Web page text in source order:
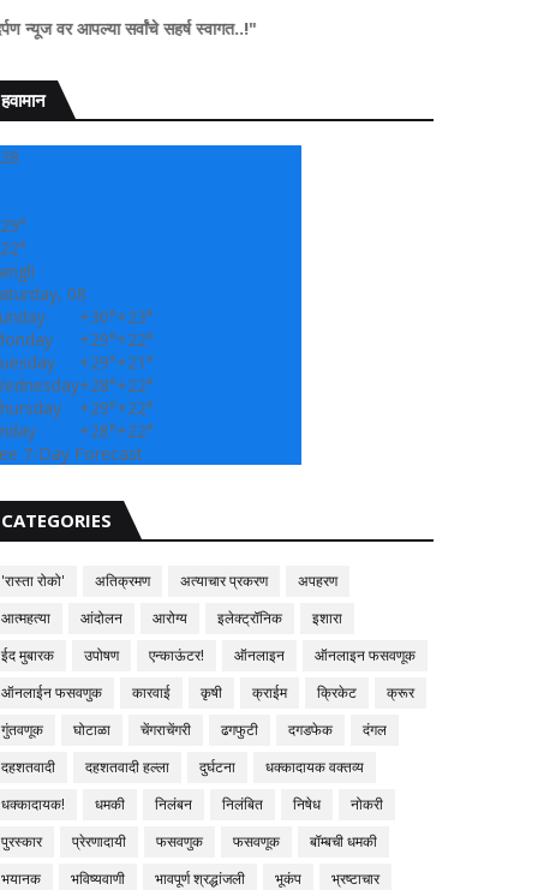
सर्वांचे सहर्ष स्वागत..!"
हवामान
28
29°
22°
08
+30°+23°
+29°+22°
+29°+21°
+28°+22°
+29°+22°
+28°+22°
7-Day Forecast
CATEGORIES
'रास्ता रोको' अतिक्रमण अत्याचार प्रकरण
अपहरण
आत्महत्या
आंदोलन आरोग्य इलेक्ट्रॉनिक
इशारा
ईद मुबारक
उपोषण एन्काऊंटर! ऑनलाइन
ऑनलाइन फसवणूक
ऑनलाईन फसवणुक
कारवाई कृषी क्राईम क्रिकेट
क्रूर
गुंतवणूक
घोटाळा चेंगराचेंगरी ढगफुटी दगडफेक
दंगल
दहशतवादी
दहशतवादी हल्ला दुर्घटना
धक्कादायक वक्तव्य
धक्कादायक!
धमकी निलंबन निलंबित निषेध
नोकरी
पुरस्कार
प्रेरणादायी फसवणुक फसवणूक
बॉम्बची धमकी
भयानक
भविष्यवाणी भावपूर्ण श्रद्धांजली भूकंप
भ्रष्टाचार